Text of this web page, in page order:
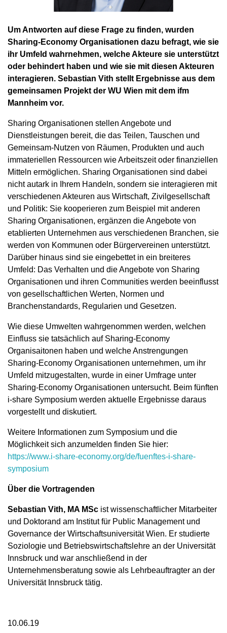
Um Antworten auf diese Frage zu finden, wurden
Sharing-Economy Organisationen dazu befragt, wie sie
ihr Umfeld wahrnehmen, welche Akteure sie unterstützt
oder behindert haben und wie sie mit diesen Akteuren
interagieren. Sebastian Vith stellt Ergebnisse aus dem
gemeinsamen Projekt der WU Wien mit dem ifm
Mannheim vor.
Sharing Organisationen stellen Angebote und
Dienstleistungen bereit, die das Teilen, Tauschen und
Gemeinsam-Nutzen von Räumen, Produkten und auch
immateriellen Ressourcen wie Arbeitszeit oder finanziellen
Mitteln ermöglichen. Sharing Organisationen sind dabei
nicht autark in Ihrem Handeln, sondern sie interagieren mit
verschiedenen Akteuren aus Wirtschaft, Zivilgesellschaft
und Politik: Sie kooperieren zum Beispiel mit anderen
Sharing Organisationen, ergänzen die Angebote von
etablierten Unternehmen aus verschiedenen Branchen, sie
werden von Kommunen oder Bürgervereinen unterstützt.
Darüber hinaus sind sie eingebettet in ein breiteres
Umfeld: Das Verhalten und die Angebote von Sharing
Organisationen und ihren Communities werden beeinflusst
von gesellschaftlichen Werten, Normen und
Branchenstandards, Regularien und Gesetzen.
Wie diese Umwelten wahrgenommen werden, welchen
Einfluss sie tatsächlich auf Sharing-Economy
Organisaitonen haben und welche Anstrengungen
Sharing-Economy Organisationen unternehmen, um ihr
Umfeld mitzugestalten, wurde in einer Umfrage unter
Sharing-Economy Organisationen untersucht. Beim fünften
i-share Symposium werden aktuelle Ergebnisse daraus
vorgestellt und diskutiert.
Weitere Informationen zum Symposium und die
Möglichkeit sich anzumelden finden Sie hier:
https://www.i-share-economy.org/de/fuenftes-i-share-
symposium
Über die Vortragenden
Sebastian Vith, MA MSc ist wissenschaftlicher Mitarbeiter
und Doktorand am Institut für Public Management und
Governance der Wirtschaftsuniversität Wien. Er studierte
Soziologie und Betriebswirtschaftslehre an der Universität
Innsbruck und war anschließend in der
Unternehmensberatung sowie als Lehrbeauftragter an der
Universität Innsbruck tätig.
10.06.19